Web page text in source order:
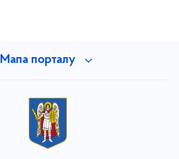
Мапа порталу